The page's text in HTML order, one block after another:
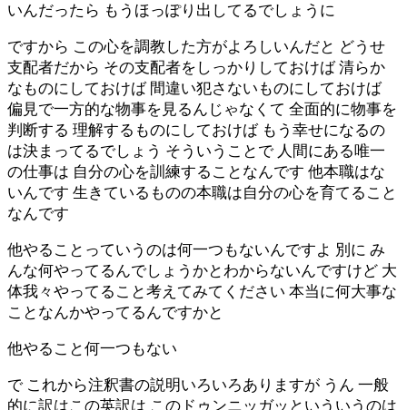
いんだったら もうほっぽり出してるでしょうに
ですから この心を調教した方がよろしいんだと どうせ
支配者だから その支配者をしっかりしておけば 清らか
なものにしておけば 間違い犯さないものにしておけば
偏見で一方的な物事を見るんじゃなくて 全面的に物事を
判断する 理解するものにしておけば もう幸せになるの
は決まってるでしょう そういうことで 人間にある唯一
の仕事は 自分の心を訓練することなんです 他本職はな
いんです 生きているものの本職は自分の心を育てること
なんです
他やることっていうのは何一つもないんですよ 別に み
んな何やってるんでしょうかとわからないんですけど 大
体我々やってること考えてみてください 本当に何大事な
ことなんかやってるんですかと
他やること何一つもない
で これから注釈書の説明いろいろありますが うん 一般
的に訳はこの英訳は このドゥンニッガッといういうのは